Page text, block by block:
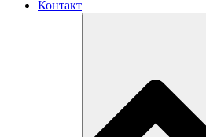
Контакт